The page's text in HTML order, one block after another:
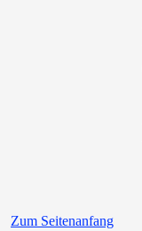
Zum Seitenanfang